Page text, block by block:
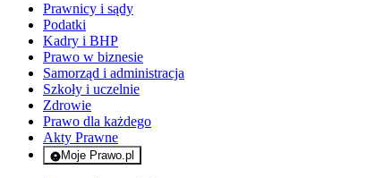
Prawnicy i sądy
Podatki
Kadry i BHP
Prawo w biznesie
Samorząd i administracja
Szkoły i uczelnie
Zdrowie
Prawo dla każdego
Akty Prawne
Moje Prawo.pl
- rejestracja i logowanie do serwisu